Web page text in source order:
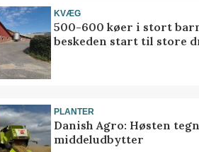
KVÆG
500-600 køer i stort
beskeden start til store
PLANTER
Danish Agro: Høsten
middeludbytter